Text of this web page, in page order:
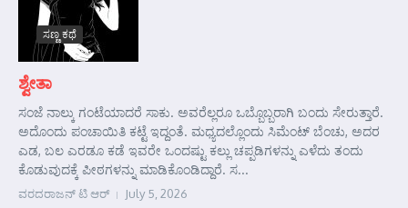
ಸಣ್ಣ ಕಥೆ
ಶ್ವೇತಾ
ಸಂಜೆ ನಾಲ್ಕು ಗಂಟೆಯಾದರೆ ಸಾಕು. ಅವರೆಲ್ಲರೂ ಒಬ್ಬೊಬ್ಬರಾಗಿ ಬಂದು ಸೇರುತ್ತಾರೆ.
ಅದೊಂದು ಪಂಚಾಯಿತಿ ಕಟ್ಟೆ ಇದ್ದಂತೆ. ಮಧ್ಯದಲ್ಲೊಂದು ಸಿಮೆಂಟ್ ಬೆಂಚು, ಅದರ
ಎಡ, ಬಲ ಎರಡೂ ಕಡೆ ಇವರೇ ಒಂದಷ್ಟು ಕಲ್ಲು ಚಪ್ಪಡಿಗಳನ್ನು ಎಳೆದು ತಂದು
ಕೊಡುವುದಕ್ಕೆ ಪೀಠಗಳನ್ನು ಮಾಡಿಕೊಂಡಿದ್ದಾರೆ. ಸ...
ವರದರಾಜನ್ ಟಿ ಆರ್ July 5, 2026